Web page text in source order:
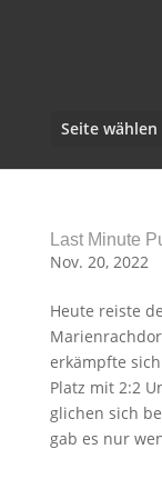
Seite wählen
Last Minute
Nov. 20, 2022
Heute reiste
erkämpfte
Platz mit 2:2
glichen sich
gab es nur